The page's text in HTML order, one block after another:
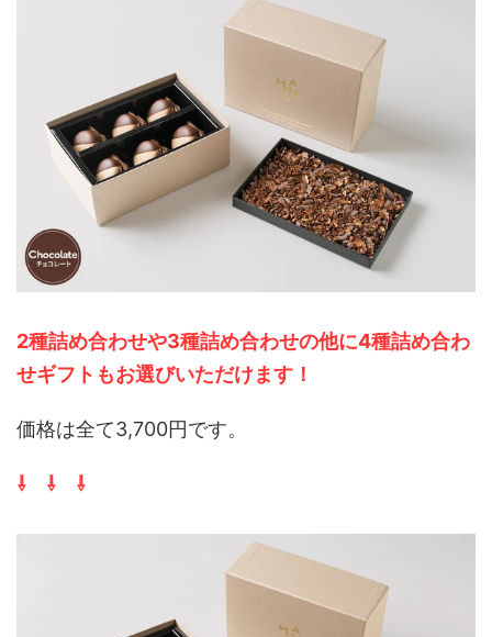
2種詰め合わせや3種詰め合わせの他に4種詰め合わ
せギフトもお選びいただけます ！
価格は全て3,700円です。
⇩ ⇩ ⇩